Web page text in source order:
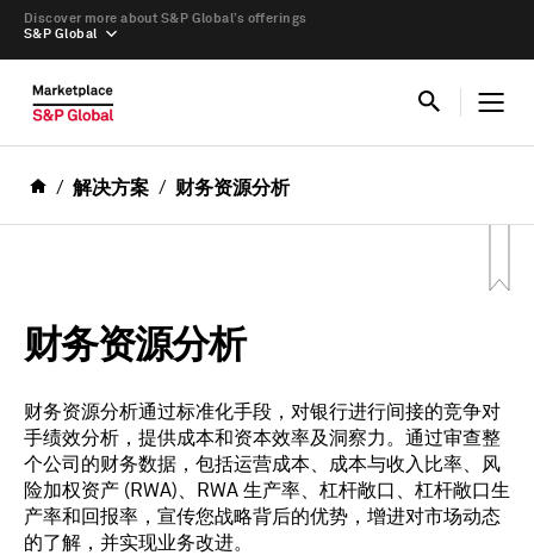
S&P Global
Discover more about S&P Global’s offerings
解决方案 财务资源分析
财务资源分析
财务资源分析通过标准化手段，对银行进行间接的竞争对
手绩效分析，提供成本和资本效率及洞察力。通过审查整
个公司的财务数据，包括运营成本、成本与收入比率、风
险加权资产 (RWA)、RWA 生产率、杠杆敞口、杠杆敞口生
产率和回报率，宣传您战略背后的优势，增进对市场动态
的了解，并实现业务改进。